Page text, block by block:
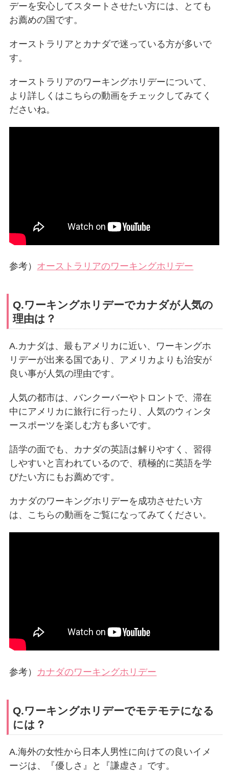
デーを安心してスタートさせたい方には、とても
お薦めの国です。
オーストラリアとカナダで迷っている方が多いで
す。
オーストラリアのワーキングホリデーについて、
より詳しくはこちらの動画をチェックしてみてく
ださいね。
参考） オーストラリアのワーキングホリデー
Q.ワーキングホリデーでカナダが人気の
理由は？
A.カナダは、最もアメリカに近い、ワーキングホ
リデーが出来る国であり、アメリカよりも治安が
良い事が人気の理由です。
人気の都市は、バンクーバーやトロントで、滞在
中にアメリカに旅行に行ったり、人気のウィンタ
ースポーツを楽しむ方も多いです。
語学の面でも、カナダの英語は解りやすく、習得
しやすいと言われているので、積極的に英語を学
びたい方にもお薦めです。
カナダのワーキングホリデーを成功させたい方
は、こちらの動画をご覧になってみてください。
参考） カナダのワーキングホリデー
Q.ワーキングホリデーでモテモテになる
には？
A.海外の女性から日本人男性に向けての良いイメ
ージは、『優しさ』と『謙虚さ』です。